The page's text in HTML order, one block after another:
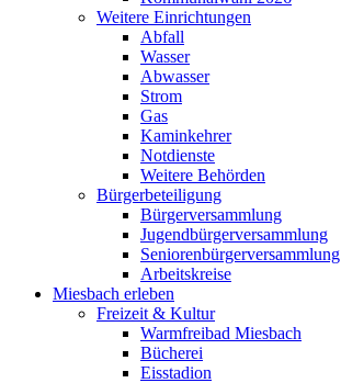
Weitere Einrichtungen
Abfall
Wasser
Abwasser
Strom
Gas
Kaminkehrer
Notdienste
Weitere Behörden
Bürgerbeteiligung
Bürgerversammlung
Jugendbürgerversammlung
Seniorenbürgerversammlung
Arbeitskreise
Miesbach erleben
Freizeit & Kultur
Warmfreibad Miesbach
Bücherei
Eisstadion